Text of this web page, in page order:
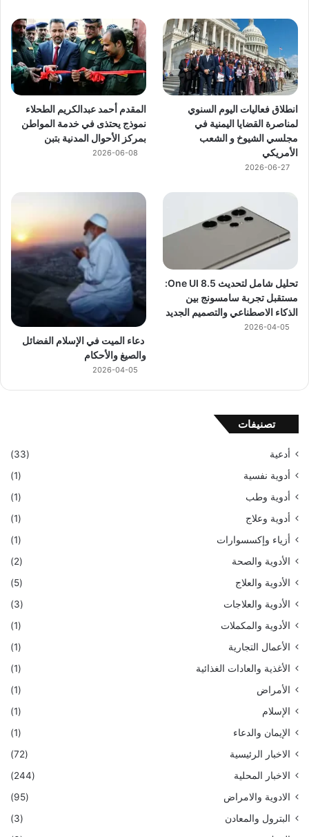
انطلاق فعاليات اليوم السنوي
لمناصرة القضايا اليمنية في
مجلسي الشيوخ و الشعب
الأمريكي
2026-06-27
المقدم أحمد عبدالكريم الطحلاء
نموذج يحتذى في خدمة المواطن
بمركز الأحوال المدنية بتبن
2026-06-08
تحليل شامل لتحديث One UI 8.5:
مستقبل تجربة سامسونج بين
الذكاء الاصطناعي والتصميم الجديد
2026-04-05
دعاء الميت في الإسلام الفضائل
والصيغ والأحكام
2026-04-05
تصنيفات
أدعية
(33)
أدوية نفسية
(1)
أدوية وطب
(1)
أدوية وعلاج
(1)
أزياء وإكسسوارات
(1)
الأدوية والصحة
(2)
الأدوية والعلاج
(5)
الأدوية والعلاجات
(3)
الأدوية والمكملات
(1)
الأعمال التجارية
(1)
الأغذية والعادات الغذائية
(1)
الأمراض
(1)
الإسلام
(1)
الإيمان والدعاء
(1)
الاخبار الرئيسية
(72)
الاخبار المحلية
(244)
الادوية والامراض
(95)
البترول والمعادن
(3)